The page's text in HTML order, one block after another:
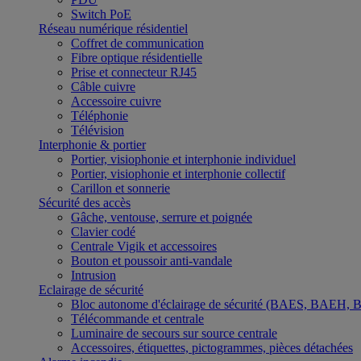
Switch PoE
Réseau numérique résidentiel
Coffret de communication
Fibre optique résidentielle
Prise et connecteur RJ45
Câble cuivre
Accessoire cuivre
Téléphonie
Télévision
Interphonie & portier
Portier, visiophonie et interphonie individuel
Portier, visiophonie et interphonie collectif
Carillon et sonnerie
Sécurité des accès
Gâche, ventouse, serrure et poignée
Clavier codé
Centrale Vigik et accessoires
Bouton et poussoir anti-vandale
Intrusion
Eclairage de sécurité
Bloc autonome d'éclairage de sécurité (BAES,
Télécommande et centrale
Luminaire de secours sur source centrale
Accessoires, étiquettes, pictogrammes, pièces détachées